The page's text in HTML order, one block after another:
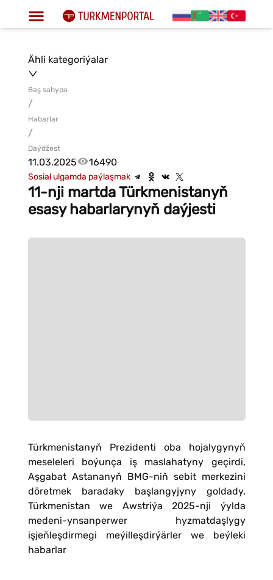
Ähli kategoriýalar
Baş sahypa
/
Habarlar
/
Daýdžest
11.03.2025 16490
Sosial ulgamda paýlaşmak
11-nji martda Türkmenistanyň
esasy habarlarynyň daýjesti
Türkmenistanyň Prezidenti oba hojalygynyň
meseleleri boýunça iş maslahatyny geçirdi,
Aşgabat Astananyň BMG-niň sebit merkezini
döretmek baradaky başlangyjyny goldady,
Türkmenistan we Awstriýa 2025-nji ýylda
medeni-ynsanperwer hyzmatdaşlygy
işjeňleşdirmegi meýilleşdirýärler we beýleki
habarlar